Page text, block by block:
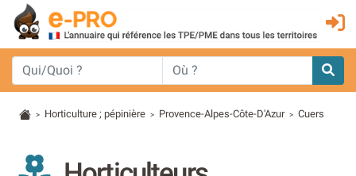
> Horticulture ; pépinière > Provence-Alpes-Côte-D'Azur > Cuers